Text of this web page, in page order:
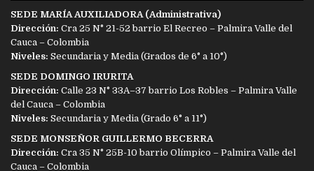
SEDE MARÍA AUXILIADORA (Administrativa)
Dirección: Cra 25 N° 21-52 barrio El Recreo – Palmira Valle del
Cauca – Colombia
Niveles: Secundaria y Media (Grados de 6° a 10°)
SEDE DOMINGO IRURITA
Dirección: Calle 23 N° 33A–37 barrio Los Robles – Palmira Valle
del Cauca – Colombia
Niveles: Secundaria y Media (Grado 6° a 11°)
SEDE MONSEÑOR GUILLERMO BECERRA
Dirección: Cra 35 N° 25B-10 barrio Olímpico – Palmira Valle del
Cauca – Colombia